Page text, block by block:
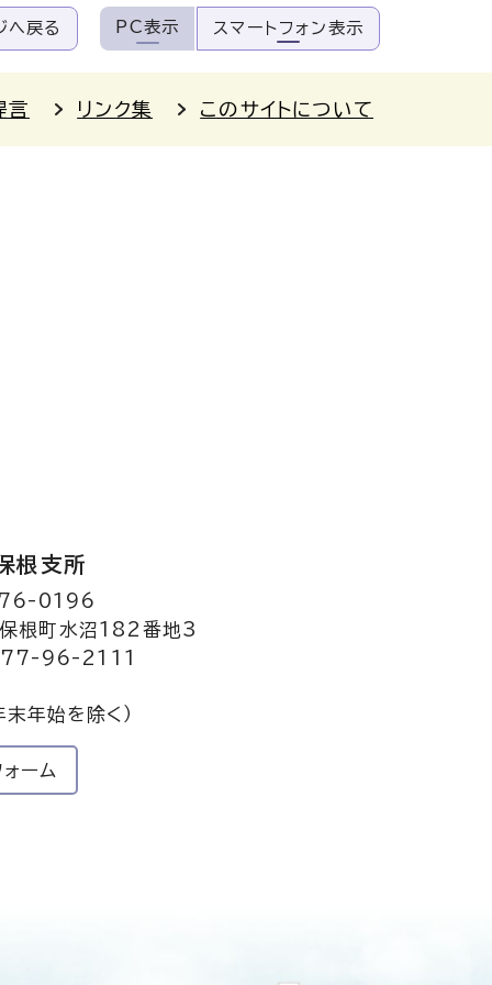
へ戻る PC表示 スマートフォン表示
言 リンク集 このサイトについて
根支所
0196
根町水沼182番地3
96-2111
末年始を除く）
ーム